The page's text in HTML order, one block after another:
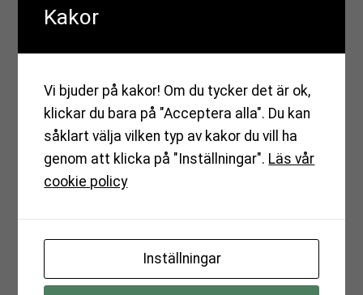
Oavsett vad du är sugen på så finns det runt
favorithämtmaten eller handla precis de där
råvarorna som du behöver till helgens middag
med släkt och vänner.
Mer om Restaurang och café
Kakor
Vi bjuder på kakor! Om du tycker det är ok,
klickar du bara på "Acceptera alla". Du kan
såklart välja vilken typ av kakor du vill ha
genom att klicka på "Inställningar". Läs vår
cookie policy
Inställningar